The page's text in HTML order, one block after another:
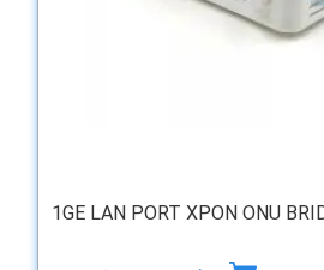
1GE LAN PORT XPON ONU